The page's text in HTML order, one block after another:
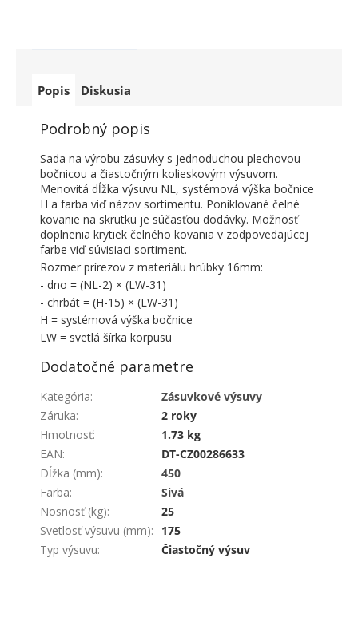
Popis Diskusia
Podrobný popis
Sada na výrobu zásuvky s jednoduchou plechovou
bočnicou a čiastočným kolieskovým výsuvom.
Menovitá dĺžka výsuvu NL, systémová výška bočnice
H a farba viď názov sortimentu. Poniklované čelné
kovanie na skrutku je súčasťou dodávky. Možnosť
doplnenia krytiek čelného kovania v zodpovedajúcej
farbe viď súvisiaci sortiment.
Rozmer prírezov z materiálu hrúbky 16mm:
- dno = (NL-2) × (LW-31)
- chrbát = (H-15) × (LW-31)
H = systémová výška bočnice
LW = svetlá šírka korpusu
Dodatočné parametre
Kategória:
Zásuvkové výsuvy
Záruka:
2 roky
Hmotnosť:
1.73 kg
EAN:
DT-CZ00286633
Dĺžka (mm):
450
Farba:
Sivá
Nosnosť (kg):
25
Svetlosť výsuvu (mm):
175
Typ výsuvu: Čiastočný výsuv
ZÁPÄTIE